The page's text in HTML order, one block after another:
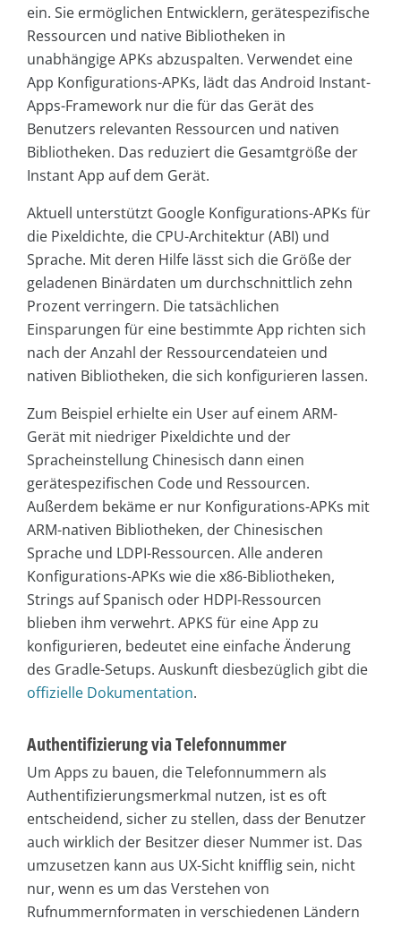
ein. Sie ermöglichen Entwicklern, gerätespezifische
Ressourcen und native Bibliotheken in
unabhängige APKs abzuspalten. Verwendet eine
App Konfigurations-APKs, lädt das Android Instant-
Apps-Framework nur die für das Gerät des
Benutzers relevanten Ressourcen und nativen
Bibliotheken. Das reduziert die Gesamtgröße der
Instant App auf dem Gerät.
Aktuell unterstützt Google Konfigurations-APKs für
die Pixeldichte, die CPU-Architektur (ABI) und
Sprache. Mit deren Hilfe lässt sich die Größe der
geladenen Binärdaten um durchschnittlich zehn
Prozent verringern. Die tatsächlichen
Einsparungen für eine bestimmte App richten sich
nach der Anzahl der Ressourcendateien und
nativen Bibliotheken, die sich konfigurieren lassen.
Zum Beispiel erhielte ein User auf einem ARM-
Gerät mit niedriger Pixeldichte und der
Spracheinstellung Chinesisch dann einen
gerätespezifischen Code und Ressourcen.
Außerdem bekäme er nur Konfigurations-APKs mit
ARM-nativen Bibliotheken, der Chinesischen
Sprache und LDPI-Ressourcen. Alle anderen
Konfigurations-APKs wie die x86-Bibliotheken,
Strings auf Spanisch oder HDPI-Ressourcen
blieben ihm verwehrt. APKS für eine App zu
konfigurieren, bedeutet eine einfache Änderung
des Gradle-Setups. Auskunft diesbezüglich gibt die
offizielle Dokumentation.
Authentifizierung via Telefonnummer
Um Apps zu bauen, die Telefonnummern als
Authentifizierungsmerkmal nutzen, ist es oft
entscheidend, sicher zu stellen, dass der Benutzer
auch wirklich der Besitzer dieser Nummer ist. Das
umzusetzen kann aus UX-Sicht knifflig sein, nicht
nur, wenn es um das Verstehen von
Rufnummernformaten in verschiedenen Ländern